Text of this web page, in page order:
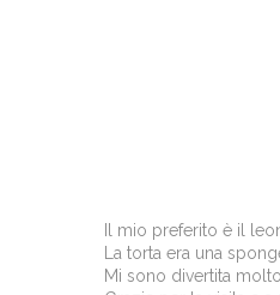
Il mio preferito è il
La torta era una
Mi sono divertita